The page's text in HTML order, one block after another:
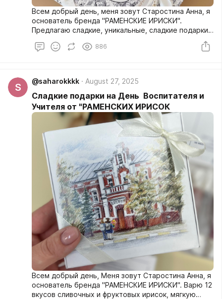
Всем добрый день, меня зовут Старостина Анна, я
основатель бренда "РАМЕНСКИЕ ИРИСКИ".
Предлагаю сладкие, уникальные, сладкие подарки
на 8 марта, которые подойдут в качестве подарка
для мам, бабушек, дочек, преподавателей, ваших
886
S
@saharokkkk August 27, 2025
Сладкие подарки на День Воспитателя и
Учителя от "РАМЕНСКИХ ИРИСОК
Всем добрый день, Меня зовут Старостина Анна, я
основатель бренда "РАМЕНСКИЕ ИРИСКИ". Варю 12
вкусов сливочных и фруктовых ирисок, мягкую